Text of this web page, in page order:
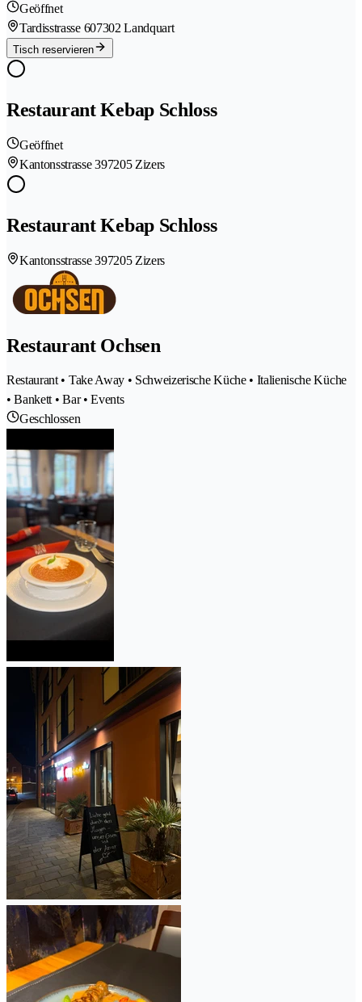
Geöffnet
Tardisstrasse 607302 Landquart
Tisch reservieren
Restaurant Kebap Schloss
Geöffnet
Kantonsstrasse 397205 Zizers
Restaurant Kebap Schloss
Kantonsstrasse 397205 Zizers
Restaurant Ochsen
Restaurant • Take Away • Schweizerische Küche • Italienische Küche
• Bankett • Bar • Events
Geschlossen